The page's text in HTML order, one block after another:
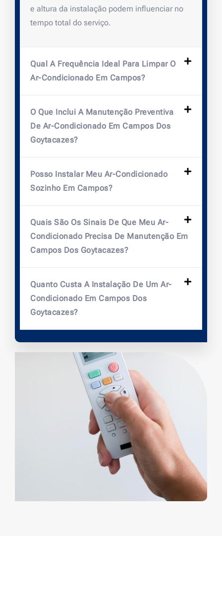
e altura da instalação podem influenciar no
tempo total do serviço.
Qual A Frequência Ideal Para Limpar O
Ar-Condicionado Em Campos?
O Que Inclui A Manutenção Preventiva
De Ar-Condicionado Em Campos Dos
Goytacazes?
Posso Instalar Meu Ar-Condicionado
Sozinho Em Campos?
Quais São Os Sinais De Que Meu Ar-
Condicionado Precisa De Manutenção Em
Campos Dos Goytacazes?
Quanto Custa A Instalação De Um Ar-
Condicionado Em Campos Dos
Goytacazes?